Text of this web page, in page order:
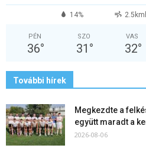
14%
PÉN
36°
SZO
31 °
VAS
32°
További hírek
Megkezdte a
együtt maradt a
2026-08-06